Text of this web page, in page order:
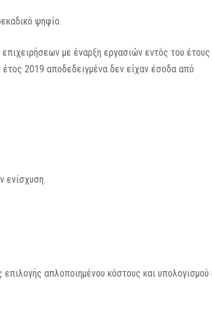
ψηφίο.
με έναρξη εργασιών εντός του
2019 αποδεδειγμένα δεν είχαν έσοδα από
ενίσχυση.
απλοποιημένου κόστους και υπολογισμού